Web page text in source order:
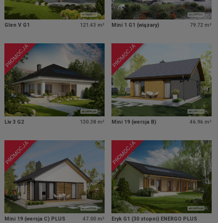
Glen V G1 121.43 m² Mini 1 G1 (wiązary) 79.72 m²
PROMOCJA
Liv 3 G2 130.38 m²
PROMOCJA
Mini 19 (wersja B) 46.96 m²
PROMOCJA
Mini 19 (wersja C) PLUS 47.00 m²
PROMOCJA
Eryk G1 (30 stopni) ENERGO PLUS